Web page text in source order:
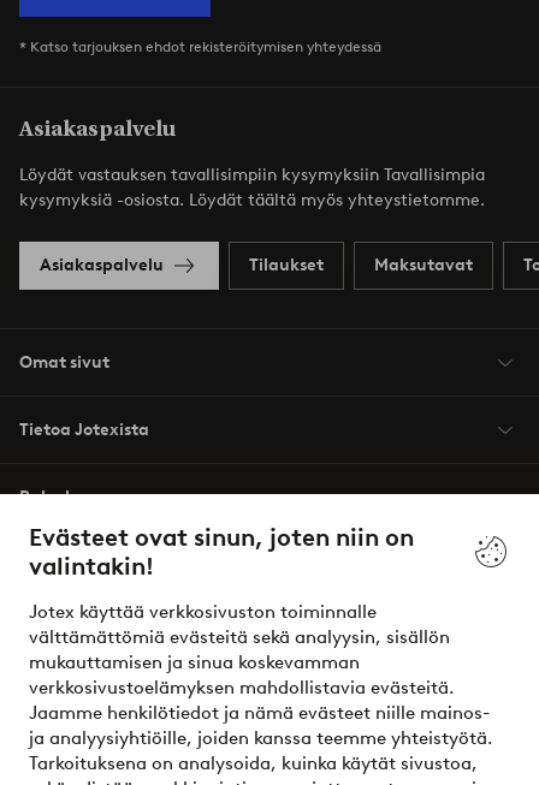
Evästeet ovat sinun, joten niin on
valintakin!
Jotex käyttää verkkosivuston toiminnalle
välttämättömiä evästeitä sekä analyysin, sisällön
mukauttamisen ja sinua koskevamman
verkkosivustoelämyksen mahdollistavia evästeitä.
Jaamme henkilötiedot ja nämä evästeet niille mainos-
ja analyysiyhtiöille, joiden kanssa teemme yhteistyötä.
Tarkoituksena on analysoida, kuinka käytät sivustoa,
* Katso tarjouksen ehdot rekisteröitymisen yhteydessä
Asiakaspalvelu
Löydät vastauksen tavallisimpiin kysymyksiin Tavallisimpia
kysymyksiä -osiosta. Löydät täältä myös yhteystietomme.
Asiakaspalvelu Tilaukset Maksutavat
Omat sivut
Tietoa Jotexista
Palvelumme
Ehdot
Ystävät
Turvalliset maksut – maksa nyt tai erissä
Haluatko tietää lisää maksuvaihtoehdoistamme?